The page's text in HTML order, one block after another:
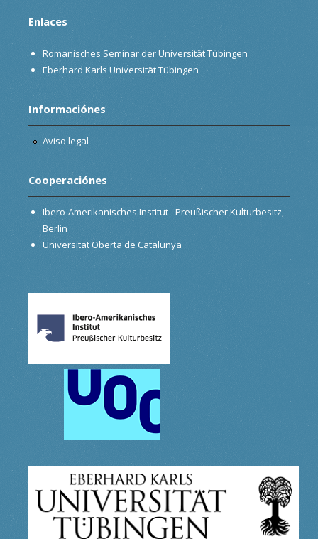
Enlaces
Romanisches Seminar der Universität Tübingen
Eberhard Karls Universität Tübingen
Informaciónes
Aviso legal
Cooperaciónes
Ibero-Amerikanisches Institut - Preußischer Kulturbesitz,
Berlin
Universitat Oberta de Catalunya